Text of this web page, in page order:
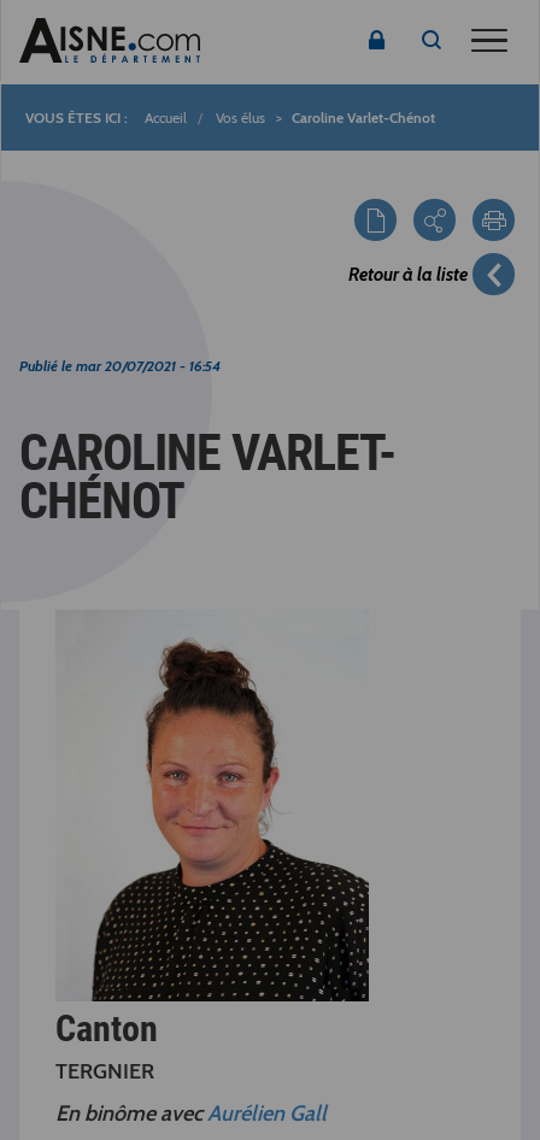
Fil
Accueil Vos élus Caroline Varlet-Chénot
Retour à la liste
Publié le mar 20/07/2021 - 16:54
CAROLINE VARLET-
CHÉNOT
Canton
TERGNIER
En binôme avecAurélien Gall